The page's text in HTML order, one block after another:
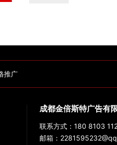
推广
成都金倍斯特广告有
联系方式：180 8103
邮箱：